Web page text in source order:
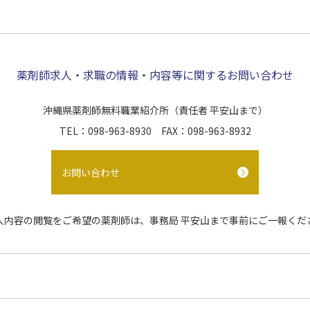
薬剤師求人・求職の情報・内容等に関するお問い合わせ
沖縄県薬剤師無料職業紹介所（責任者 平安山まで）
TEL：098-963-8930 FAX：098-963-8932
お問い合わせ
容の閲覧をご希望の薬剤師は、事務局 平安山まで事前にご一報くだ